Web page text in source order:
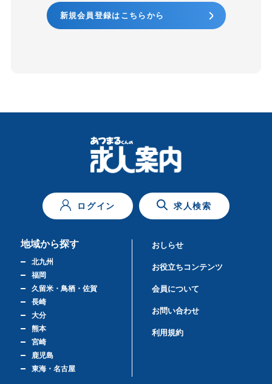
新規会員登録はこちらから
ログイン 求人検索
地域から探す
北九州
福岡
久留米・鳥栖・佐賀
長崎
大分
熊本
宮崎
鹿児島
東海・名古屋
おしらせ
お役立ちコンテンツ
会員について
お問い合わせ
利用規約